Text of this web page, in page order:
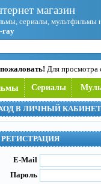
магазин
сериалы, мультфильмы
ray
Для просмотра
Сериалы
В ЛИЧНЫЙ
РЕГИСТРАЦИЯ
E-Mail
Пароль